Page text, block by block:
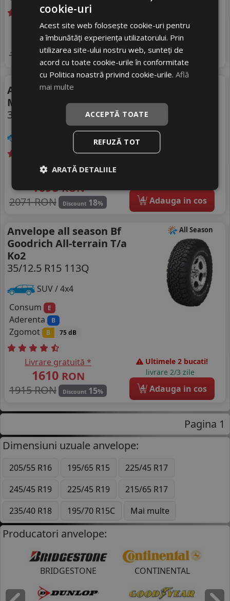
Livrare gratuită *
1166RON
1421 RON
17
In stoc - 12 buc
livrare 2/3 zile
4 Adauga in cos
Anvelope vara Bf Goodrich
Mud Terrain T/a Km3
35/12.5 R15 113Q
SUV / 4x4
Livrare gratuită *
1698RON
2071 RON
Discount 18%
4 Adauga in cos
All Season
Anvelope all season Bf
Goodrich All-terrain T/a
Ko2
35/12.5 R15 113Q
SUV / 4x4
Consum
E
Aderenta B
Zgomot B 75 dB
Livrare gratuită *
1610 RON
1915 RON
Discount 15%
Ultimele 2 bucati!
livrare 2/3 zile
4 Adauga in cos
Pagina 1
Dimensiuni uzuale anvelope:
205/55 R16 195/65 R15
225/45 R17
245/45 R19
225/45 R19
215/65 R17
235/40 R18
195/70 R15C Mai multe
Producatori anvelope:
BRIDGESTONE CONTINENTAL
cookie-uri
Acest site web folosește cookie-uri pentru
a îmbunătăți experiența utilizatorului. Prin
utilizarea site-ului nostru web, sunteți de
acord cu toate cookie-urile în conformitate
cu Politica noastră privind cookie-urile.Află
mai multe
ACCEPTĂ TOATE
REFUZĂ TOT
ARATĂ DETALIILE